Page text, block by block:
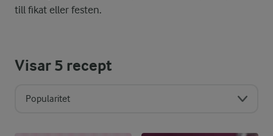
till fikat eller festen.
Visar5 recept
Popularitet